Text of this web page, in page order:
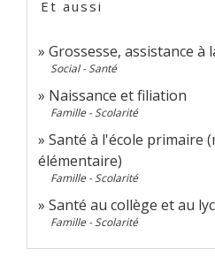
Et aussi
Grossesse, assistance à
Social - Santé
Naissance et filiation
Famille - Scolarité
Santé à l'école primaire
élémentaire)
Famille - Scolarité
Santé au collège et au
Famille - Scolarité